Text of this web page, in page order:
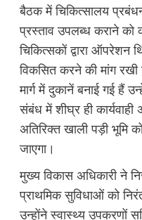
बैठक में चिकित्सालय
प्रस्ताव उपलब्ध कराने को
चिकित्सकों द्वारा ऑपरेशन
विकसित करने की मांग
मार्ग में दुकानें बनाई गई हैं
संबंध में शीघ्र ही
अतिरिक्त खाली पड़ी भूमि
जाएगा।
मुख्य विकास अधिकारी ने
प्राथमिक सुविधाओं को
उन्होंने स्वास्थ्य उपकरणों